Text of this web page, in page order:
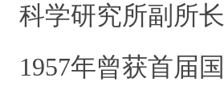
科学研究所副所
1957年曾获首届